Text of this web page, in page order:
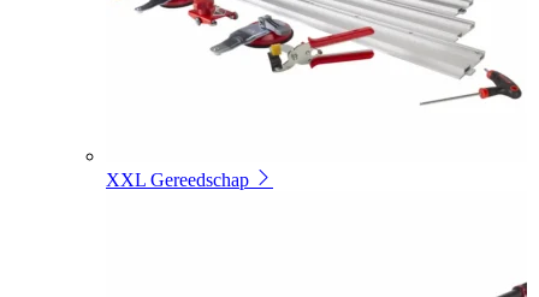
XXL Gereedschap